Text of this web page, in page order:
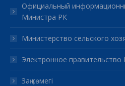
Официальный
Министра РК
Министерство сельского
Электронное правительство
Заң көмегі